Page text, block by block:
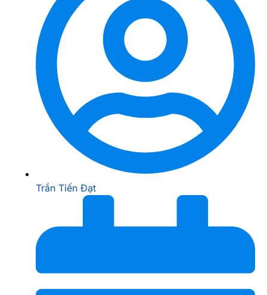
Trần Tiến Đạt